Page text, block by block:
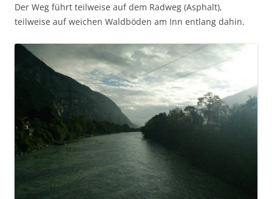
Der Weg führt teilweise auf dem Radweg (Asphalt),
teilweise auf weichen Waldböden am Inn entlang dahin.